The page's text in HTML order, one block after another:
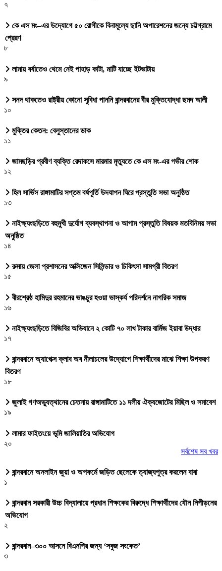
৭
কে এস মং–এর উদ্যোগে ৫০ রোগীকে বিনামূল্যে ছানি অপারেশনের জন্যে চট্টগ্রামে
প্রেরণ
৮
লামায় বর্ষাতেও থেমে নেই পাহাড় কাটা, মাটি যাচ্ছে ইটভাটায়
৯
সনদ থাকতেও রাষ্ট্রীয় কোনো সুবিধা পাননি বান্দরবানের বীর মুক্তিযোদ্ধা ছমদ আলী
১০
মুক্তির কেতন: বেলুস্তানের ডাক
১১
জামছড়ির প্রবীণ ব্যক্তি রেদাকসে মারমার মৃত্যুতে কে এস মং-এর গভীর শোক
১২
হিল সার্ভিস রাঙ্গামাটির সপ্তম বর্ষপূর্তি উদযাপন ঘিরে প্রস্তুতি সভা অনুষ্ঠিত
১৩
নাইক্ষ্যংছড়িতে বহুমুখী দুর্যোগ ব্যবস্থাপনা ও আগাম প্রস্তুতি বিষয়ক মতবিনিময় সভা
অনুষ্ঠিত
১৪
রুমায় জেলা প্রশাসনের অক্সিজেন সিলিন্ডার ও চিকিৎসা সামগ্রী বিতরণ
১৫
বীরশ্রেষ্ঠ হামিদুর রহমানের ভাঙচুর হওয়া ভাস্কর্য পরিদর্শনে নাগরিক সমাজ
১৬
নাইক্ষ্যংছড়িতে বিজিবির অভিযানে ২ কোটি ৭০ লাখ টাকার বার্মিজ ইয়াবা উদ্ধার
১৭
বান্দরবানে অ্যাপেক্স ক্লাব অব নীলাচলের উদ্যোগে শিক্ষার্থীদের মাঝে শিক্ষা উপকরণ
বিতরণ
১৮
জুলাই গণঅভ্যুত্থানের চেতনায় রাঙ্গামাটিতে ১১ দলীয় ঐক্যজোটের মিছিল ও সমাবেশ
১৯
লামার ফাইতংয়ে ভূমি জালিয়াতির অভিযোগ
২০
সর্বশেষ সব খবর
বান্দরবানে অনলাইন জুয়া ও অপকর্মে জড়িত ছেলেকে ত্যাজ্যপুত্র করলেন বাবা
১
বান্দরবান সরকারী উচ্চ বিদ্যালায়ে প্রধান শিক্ষকের বিরুদ্ধে শিক্ষার্থীদের যৌন নিপীড়নের
অভিযোগ
২
বান্দরবান–৩০০ আসনে বিএনপির জন্য ‘সবুজ সংকেত’
৩